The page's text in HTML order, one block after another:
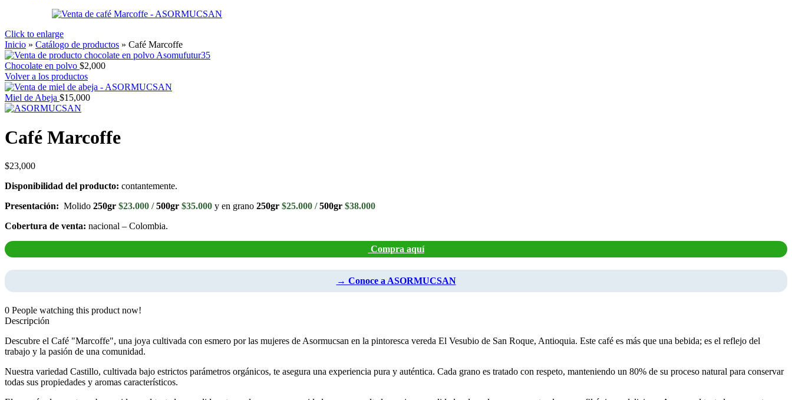
Click to enlarge
Inicio » Catálogo de productos » Café Marcoffe
Chocolate en polvo $2,000
Volver a los productos
Miel de Abeja $15,000
Café Marcoffe
$23,000
Disponibilidad del producto: contantemente.
Presentación: Molido 250gr $23.000 /500gr $35.000 y en grano 250gr $25.000 /500gr $38.000
Cobertura de venta: nacional – Colombia.
Compra aquí
→ Conoce a ASORMUCSAN
0 People watching this product now!
Descripción
Descubre el Café "Marcoffe", una joya cultivada con esmero por las mujeres de Asormucsan en la pintoresca vereda El Vesubio de San Roque, Antioquia. Este café es más que una bebida; es el reflejo del
trabajo y la pasión de una comunidad.
Nuestra variedad Castillo, cultivada bajo estrictos parámetros orgánicos, te asegura una experiencia pura y auténtica. Cada grano es tratado con respeto, manteniendo un 80% de su proceso natural para conservar
todas sus propiedades y aromas característicos.